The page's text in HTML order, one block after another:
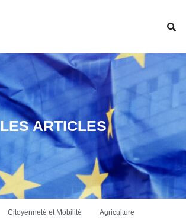
LES ARTICLES
Citoyenneté et Mobilité Agriculture